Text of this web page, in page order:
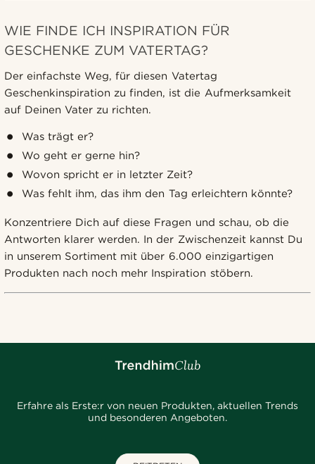
WIE FINDE ICH INSPIRATION FÜR
GESCHENKE ZUM VATERTAG?
Der einfachste Weg, für diesen Vatertag
Geschenkinspiration zu finden, ist die Aufmerksamkeit
auf Deinen Vater zu richten.
Was trägt er?
Wo geht er gerne hin?
Wovon spricht er in letzter Zeit?
Was fehlt ihm, das ihm den Tag erleichtern könnte?
Konzentriere Dich auf diese Fragen und schau, ob die
Antworten klarer werden. In der Zwischenzeit kannst Du
in unserem Sortiment mit über 6.000 einzigartigen
Produkten nach noch mehr Inspiration stöbern.
Erfahre als Erste:r von neuen Produkten, aktuellen Trends
und besonderen Angeboten.